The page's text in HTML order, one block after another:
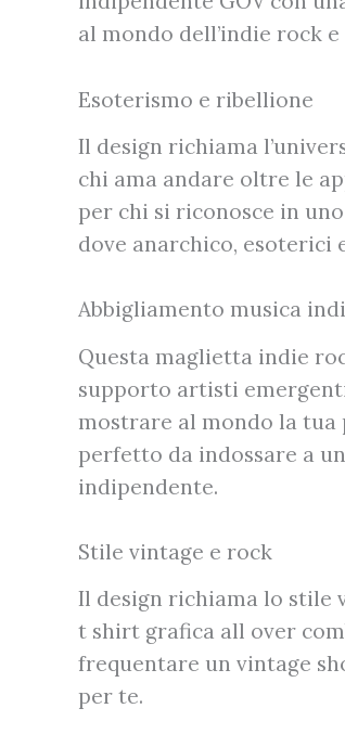
al mondo dell’indie rock
Esoterismo e ribellione
Il design richiama
chi ama andare oltre le
per chi si riconosce in
dove anarchico, esoterici
Abbigliamento musica
Questa maglietta indie
supporto artisti
mostrare al mondo la tua
perfetto da indossare a
indipendente.
Stile vintage e rock
Il design richiama lo stile
t shirt grafica all over
frequentare un vintage
per te.